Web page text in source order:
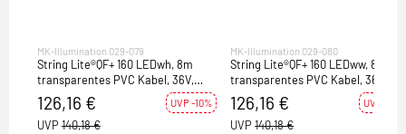
MK-Illumination 029-079
String Lite®QF+ 160 LEDwh, 8m
transparentes PVC Kabel, 36V,
5,8W
126,16 € UVP -10%
UVP 140,18 €
MK-Illumination 029-080
String Lite®QF+ 160 LEDww, 8m
transparentes PVC Kabel, 36V,
5,8W
126,16 € UVP -10%
UVP 140,18 €